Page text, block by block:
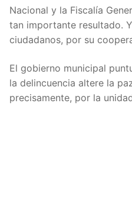
Nacional y la Fiscalía
tan importante resultado.
ciudadanos, por su
El gobierno municipal
la delincuencia altere la
precisamente, por la